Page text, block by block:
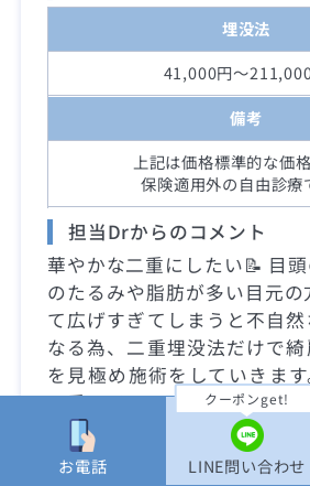
お電話
クーポンget!
LINE問い合わせ
埋没法
41,000円～
備考
上記は価格標準的な価格
保険適用外の自由診療
担当Drからのコメント
華やかな二重にしたい📝 目
のたるみや脂肪が多い目元の
て広げすぎてしまうと不自
なる為、二重埋没法だけで
を見極め施術をしていきます
二重ラインはナチュラルです
え際が見え、パッチリとした
なりました🫧